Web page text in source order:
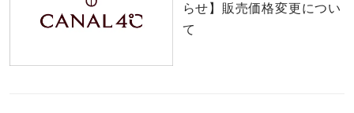
らせ】販売価格変更につい
て